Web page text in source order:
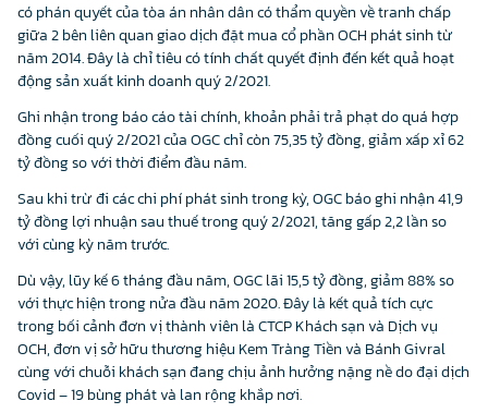
có phán quyết của tòa án nhân dân có thẩm quyền về tranh chấp
giữa 2 bên liên quan giao dịch đặt mua cổ phần OCH phát sinh từ
năm 2014. Đây là chỉ tiêu có tính chất quyết định đến kết quả hoạt
động sản xuất kinh doanh quý 2/2021.
Ghi nhận trong báo cáo tài chính, khoản phải trả phạt do quá hợp
đồng cuối quý 2/2021 của OGC chỉ còn 75,35 tỷ đồng, giảm xấp xỉ 62
tỷ đồng so với thời điểm đầu năm.
Sau khi trừ đi các chi phí phát sinh trong kỳ, OGC báo ghi nhận 41,9
tỷ đồng lợi nhuận sau thuế trong quý 2/2021, tăng gấp 2,2 lần so
với cùng kỳ năm trước.
Dù vậy, lũy kế 6 tháng đầu năm, OGC lãi 15,5 tỷ đồng, giảm 88% so
với thực hiện trong nửa đầu năm 2020. Đây là kết quả tích cực
trong bối cảnh đơn vị thành viên là CTCP Khách sạn và Dịch vụ
OCH, đơn vị sở hữu thương hiệu Kem Tràng Tiền và Bánh Givral
cùng với chuỗi khách sạn đang chịu ảnh hưởng nặng nề do đại dịch
Covid – 19 bùng phát và lan rộng khắp nơi.